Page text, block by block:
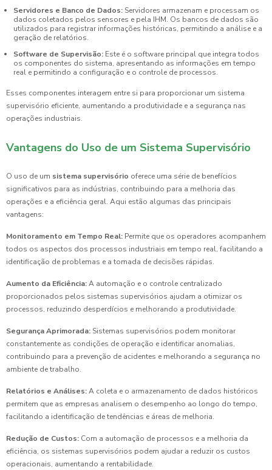
Servidores e Banco de Dados: Servidores armazenam e processam os
dados coletados pelos sensores e pela IHM. Os bancos de dados são
utilizados para registrar informações históricas, permitindo a análise e a
geração de relatórios.
Software de Supervisão: Este é o software principal que integra todos
os componentes do sistema, apresentando as informações em tempo
real e permitindo a configuração e o controle de processos.
Esses componentes interagem entre si para proporcionar um sistema
supervisório eficiente, aumentando a produtividade e a segurança nas
operações industriais.
Vantagens do Uso de um Sistema Supervisório
O uso de um sistema supervisório oferece uma série de benefícios
significativos para as indústrias, contribuindo para a melhoria das
operações e a eficiência geral. Aqui estão algumas das principais
vantagens:
Monitoramento em Tempo Real: Permite que os operadores acompanhem
todos os aspectos dos processos industriais em tempo real, facilitando a
identificação de problemas e a tomada de decisões rápidas.
Aumento da Eficiência:A automação e o controle centralizado
proporcionados pelos sistemas supervisórios ajudam a otimizar os
processos, reduzindo desperdícios e melhorando a produtividade.
Segurança Aprimorada: Sistemas supervisórios podem monitorar
constantemente as condições de operação e identificar anomalias,
contribuindo para a prevenção de acidentes e melhorando a segurança no
ambiente de trabalho.
Relatórios e Análises:A coleta e o armazenamento de dados históricos
permitem que as empresas analisem o desempenho ao longo do tempo,
facilitando a identificação de tendências e áreas de melhoria.
Redução de Custos: Com a automação de processos e a melhoria da
eficiência, os sistemas supervisórios podem ajudar a reduzir os custos
operacionais, aumentando a rentabilidade.